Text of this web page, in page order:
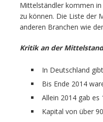
Mittelständler kommen
zu können. Die Liste der
anderen Branchen wie
Kritik an der
In Deutschland
Bis Ende 2014
Allein 2014 gab es
Kapital von über